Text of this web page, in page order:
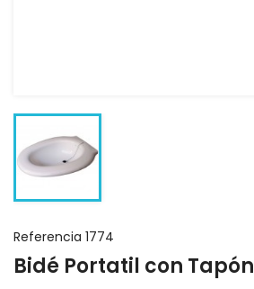
Referencia 1774
Bidé Portatil con Tapón